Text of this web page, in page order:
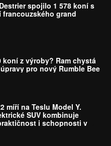
spojilo 1 578 koní s
francouzského grand
koní z výroby? Ram chystá
pro nový Rumble Bee
míří na Teslu Model Y.
SUV kombinuje
i schopnosti v